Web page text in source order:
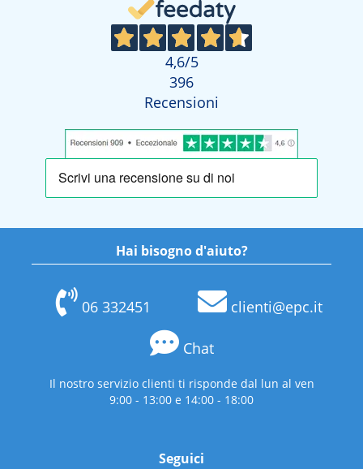
4,6/5
396
Recensioni
Hai bisogno d'aiuto?
06 332451 clienti@epc.it
Chat
Il nostro servizio clienti ti risponde dal lun al ven
9:00 - 13:00 e 14:00 - 18:00
Seguici